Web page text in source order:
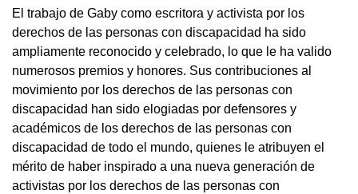
El trabajo de Gaby como escritora y activista por los
derechos de las personas con discapacidad ha sido
ampliamente reconocido y celebrado, lo que le ha valido
numerosos premios y honores. Sus contribuciones al
movimiento por los derechos de las personas con
discapacidad han sido elogiadas por defensores y
académicos de los derechos de las personas con
discapacidad de todo el mundo, quienes le atribuyen el
mérito de haber inspirado a una nueva generación de
activistas por los derechos de las personas con